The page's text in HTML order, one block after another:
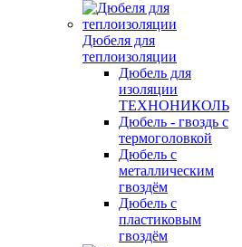
Дюбеля для
теплоизоляции
Дюбель для
изоляции
ТЕХНОНИКОЛЬ
Дюбель - гвоздь с
термоголовкой
Дюбель с
металлическим
гвоздём
Дюбель с
пластиковым
гвоздём